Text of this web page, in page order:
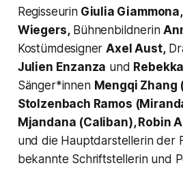
RegisseurinGiulia Giammona,
Wiegers,Bühnenbildnerin
KostümdesignerAxel Aust,
Julien Enzanza und
Sänger*innen Mengqi Zhang
Stolzenbach Ramos
Mjandana (Caliban), Robin
und die Hauptdarstellerin der
bekannte Schriftstellerin und